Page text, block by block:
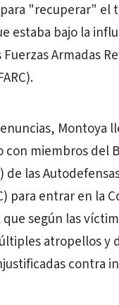
"recuperar" el
estaba bajo la
Armadas
Montoya
con miembros del
de las
para entrar en la
según las
atropellos y
contra